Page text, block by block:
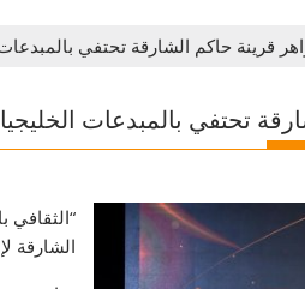
قرينة حاكم الشارقة تحتفي
تحتفي بالمبدعات
“الثقافي
الشارقة